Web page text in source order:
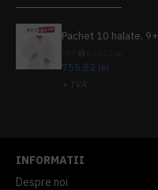
755,82 lei
+ TVA
INFORMATII
Despre noi